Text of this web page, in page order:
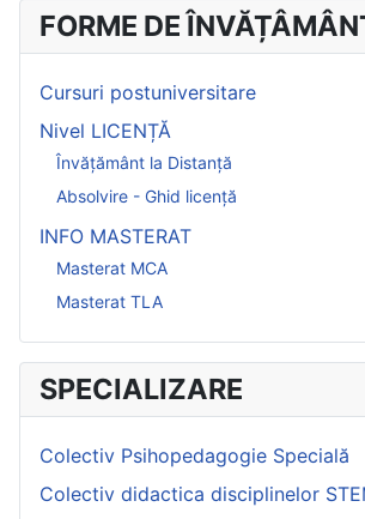
FORME DE
Cursuri postuniversitare
Nivel LICENȚĂ
Învățământ la Distanță
Absolvire - Ghid licență
INFO MASTERAT
Masterat MCA
Masterat TLA
SPECIALIZARE
Colectiv Psihopedagogie Specială
Colectiv didactica disciplinelor